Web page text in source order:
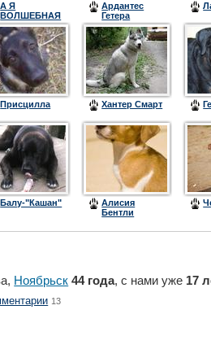
А Я
ВОЛШЕБНАЯ
ЦЕРЦЕЯ
Ардантес
Гетера
Присцилла Хантер Смарт
Балу-"Кашан"
Алисия
Бентли
Ноябрьск 44 года, с нами уже 17
13